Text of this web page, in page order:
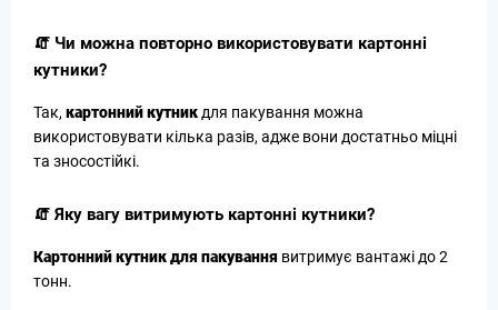
🧯 Чи можна повторно використовувати картонні
кутники?
Так, картонний кутник для пакування можна
використовувати кілька разів, адже вони достатньо міцні
та зносостійкі.
🧯 Яку вагу витримують картонні кутники?
Картонний кутник для пакування витримує вантажі до 2
тонн.